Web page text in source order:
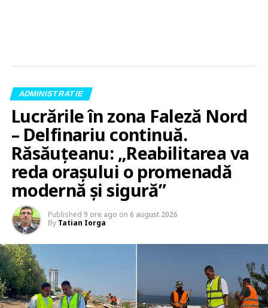
ADMINISTRATIE
Lucrările în zona Faleză Nord
– Delfinariu continuă.
Răsăuțeanu: „Reabilitarea va
reda orașului o promenadă
modernă și sigură”
Published 9 ore ago on 6 august 2026
By Tatian Iorga